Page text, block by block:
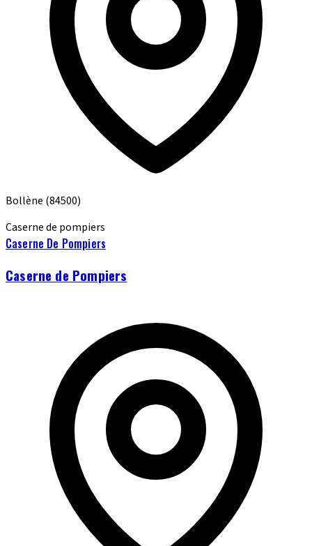
Bollène (84500)
Caserne de pompiers
Caserne De Pompiers
Caserne de Pompiers